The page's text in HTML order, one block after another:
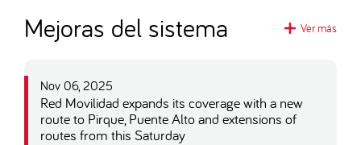
Mejoras del sistema Ver más
Nov 06, 2025
Red Movilidad expands its coverage with a new
route to Pirque, Puente Alto and extensions of
routes from this Saturday